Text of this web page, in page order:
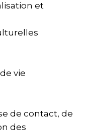
et
vie
de contact, de
des